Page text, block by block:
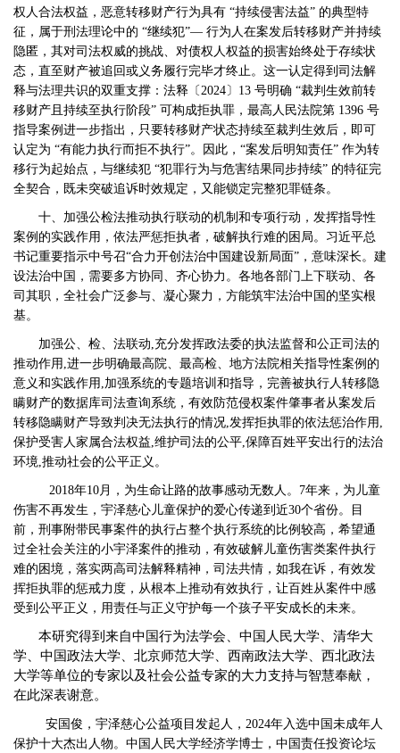
权人合法权益，恶意转移财产行为具有 “持续侵害法益” 的典型特
征，属于刑法理论中的 “继续犯”— 行为人在案发后转移财产并持续
隐匿，其对司法权威的挑战、对债权人权益的损害始终处于存续状
态，直至财产被追回或义务履行完毕才终止。这一认定得到司法解
释与法理共识的双重支撑：法释〔2024〕13 号明确 “裁判生效前转
移财产且持续至执行阶段” 可构成拒执罪，最高人民法院第 1396 号
指导案例进一步指出，只要转移财产状态持续至裁判生效后，即可
认定为 “有能力执行而拒不执行”。因此，“案发后明知责任” 作为转
移行为起始点，与继续犯 “犯罪行为与危害结果同步持续” 的特征完
全契合，既未突破追诉时效规定，又能锁定完整犯罪链条。
十、加强公检法推动执行联动的机制和专项行动，发挥指导性
案例的实践作用，依法严惩拒执者，破解执行难的困局。习近平总
书记重要指示中号召“合力开创法治中国建设新局面”，意味深长。建
设法治中国，需要多方协同、齐心协力。各地各部门上下联动、各
司其职，全社会广泛参与、凝心聚力，方能筑牢法治中国的坚实根
基。
加强公、检、法联动 ,充分发挥政法委的执法监督和公正司法的
推动作用,进一步明确最高院、最高检、地方法院相关指导性案例的
意义和实践作用,加强系统的专题培训和指导，完善被执行人转移隐
瞒财产的数据库司法查询系统，有效防范侵权案件肇事者从案发后
转移隐瞒财产导致判决无法执行的情况,发挥拒执罪的依法惩治作用,
保护受害人家属合法权益,维护司法的公平,保障百姓平安出行的法治
环境,推动社会的公平正义。
2018年10月，为生命让路的故事感动无数人。7年来，为儿童
伤害不再发生，宇泽慈心儿童保护的爱心传递到近30个省份。目
前，刑事附带民事案件的执行占整个执行系统的比例较高，希望通
过全社会关注的小宇泽案件的推动，有效破解儿童伤害类案件执行
难的困境，落实两高司法解释精神，司法共情，如我在诉，有效发
挥拒执罪的惩戒力度，从根本上推动有效执行，让百姓从案件中感
受到公平正义，用责任与正义守护每一个孩子平安成长的未来。
本研究得到来自中国行为法学会、中国人民大学、清华大
学、中国政法大学、北京师范大学、西南政法大学、西北政法
大学等单位的专家以及社会公益专家的大力支持与智慧奉献，
在此深表谢意。
安国俊，宇泽慈心公益项目发起人， 2024年入选中国未成年人
保护十大杰出人物。中国人民大学经济学博士，中国责任投资论坛